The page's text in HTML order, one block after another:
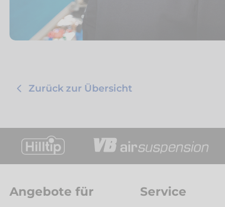
Zurück zur Übersicht
Angebote für Service